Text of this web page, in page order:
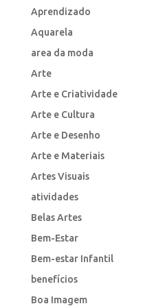
Aprendizado
Aquarela
area da moda
Arte
Arte e Criatividade
Arte e Cultura
Arte e Desenho
Arte e Materiais
Artes Visuais
atividades
Belas Artes
Bem-Estar
Bem-estar Infantil
benefícios
Boa Imagem